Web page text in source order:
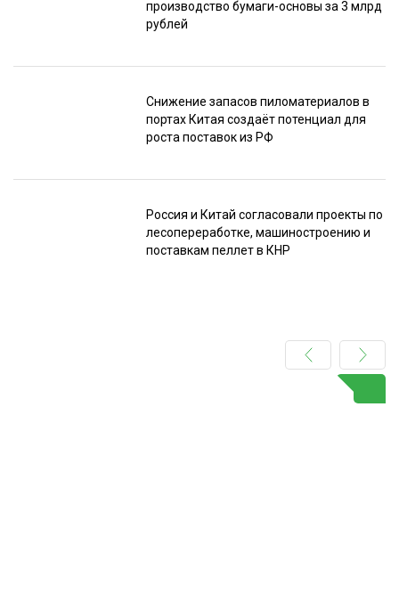
производство бумаги-основы за 3 млрд
рублей
Снижение запасов пиломатериалов в
портах Китая создаёт потенциал для
роста поставок из РФ
Россия и Китай согласовали проекты по
лесопереработке, машиностроению и
поставкам пеллет в КНР